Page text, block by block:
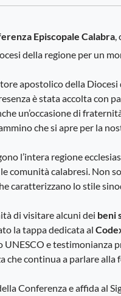
Episcopale Calabra,
della regione per un
apostolico della Diocesi
è stata accolta con
un’occasione di
che si apre per la
l’intera regione
comunità calabresi. Non
caratterizzano lo stile
di visitare alcuni dei beni
la tappa dedicata al
e testimonianza
continua a parlare alla
Conferenza e affida al